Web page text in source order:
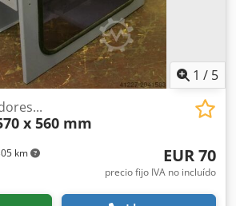
alguna pregunta o desea obtener
dude en enviarnos un mensaje o
1 / 5
km
x 560 mm
EUR 70
precio fijo IVA no incluído